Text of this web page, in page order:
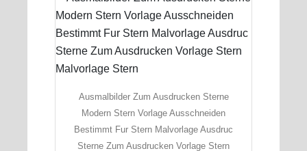
Ausmalbilder Zum Ausdrucken Sterne
Modern Stern Vorlage Ausschneiden
Bestimmt Fur Stern Malvorlage Ausdruc
Sterne Zum Ausdrucken Vorlage Stern